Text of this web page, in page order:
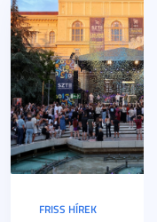
FRISS HÍREK